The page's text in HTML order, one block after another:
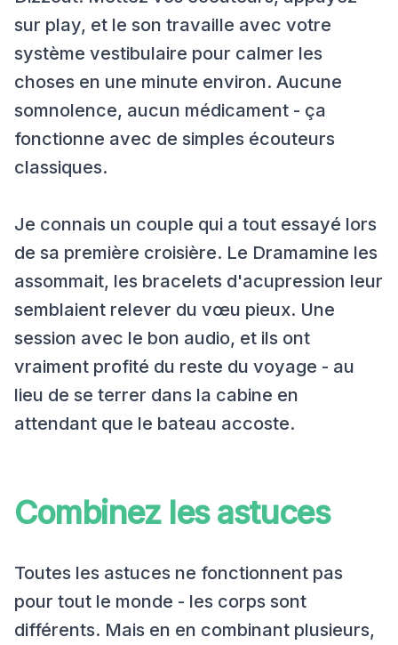
sur play, et le son travaille avec votre
système vestibulaire pour calmer les
choses en une minute environ. Aucune
somnolence, aucun médicament - ça
fonctionne avec de simples écouteurs
classiques.
Je connais un couple qui a tout essayé lors
de sa première croisière. Le Dramamine les
assommait, les bracelets d'acupression leur
semblaient relever du vœu pieux. Une
session avec le bon audio, et ils ont
vraiment profité du reste du voyage - au
lieu de se terrer dans la cabine en
attendant que le bateau accoste.
Combinez les astuces
Toutes les astuces ne fonctionnent pas
pour tout le monde - les corps sont
différents. Mais en en combinant plusieurs,